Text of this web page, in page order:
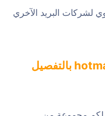
لشركات البريد الآخري
شرح طريقة تسجيل hotmail بالتفصيل